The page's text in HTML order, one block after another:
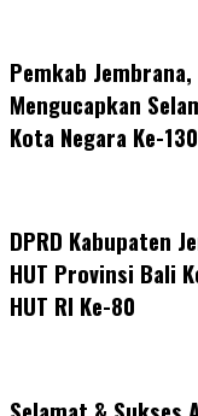
Pemkab
Mengucapkan
Kota Negara Ke-
DPRD Kabupaten
HUT Provinsi Bali
HUT RI Ke-80